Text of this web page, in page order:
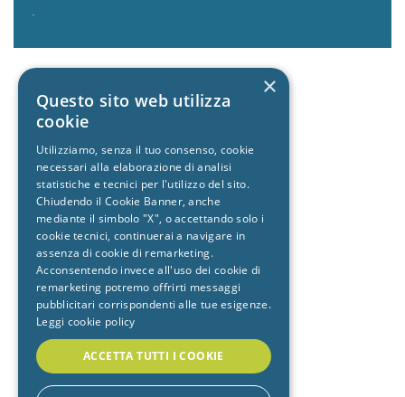
.
×
Questo sito web utilizza
cookie
Utilizziamo, senza il tuo consenso, cookie
necessari alla elaborazione di analisi
statistiche e tecnici per l'utilizzo del sito.
Chiudendo il Cookie Banner, anche
mediante il simbolo "X", o accettando solo i
cookie tecnici, continuerai a navigare in
assenza di cookie di remarketing.
Acconsentendo invece all'uso dei cookie di
remarketing potremo offrirti messaggi
pubblicitari corrispondenti alle tue esigenze.
Leggi cookie policy
ACCETTA TUTTI I COOKIE